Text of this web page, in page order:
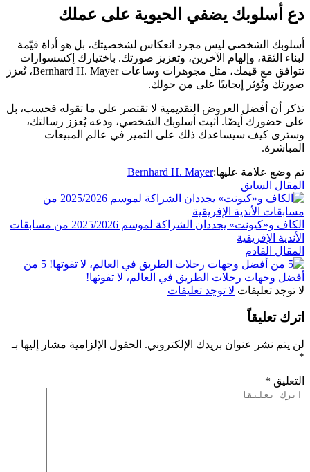
دع أسلوبك يضفي الحيوية على عملك
أسلوبك الشخصي ليس مجرد انعكاس لشخصيتك، بل هو أداة قيّمة
لبناء الثقة، وإلهام الآخرين، وتعزيز صورتك. باختيارك إكسسوارات
تتوافق مع قيمك، مثل مجوهرات وساعات Bernhard H. Mayer، تُعزز
صورتك وتُؤثر إيجابيًا على من حولك.
تذكر أن أفضل العروض التقديمية لا تقتصر على ما تقوله فحسب، بل
على حضورك أيضًا. أثبت أسلوبك الشخصي، ودعه يُعزز رسالتك،
وسترى كيف سيساعدك ذلك على التميز في عالم المبيعات
المباشرة.
تم وضع علامة عليها:Bernhard H. Mayer
المقال السابق
الكاف و«كيونت» يجددان الشراكة لموسم 2025/2026 من مسابقات
الأندية الإفريقية
المقال القادم
5 من
أفضل وجهات رحلات الطريق في العالم، لا تفوتها!
لا توجد تعليقات لا توجد تعليقات
اترك تعليقاً
لن يتم نشر عنوان بريدك الإلكتروني. الحقول الإلزامية مشار إليها بـ
*
التعليق *